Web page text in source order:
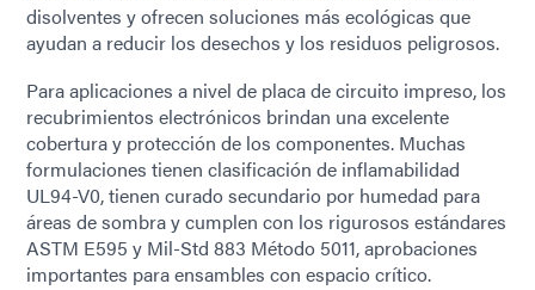
disolventes y ofrecen soluciones más ecológicas que
ayudan a reducir los desechos y los residuos peligrosos.
Para aplicaciones a nivel de placa de circuito impreso, los
recubrimientos electrónicos brindan una excelente
cobertura y protección de los componentes. Muchas
formulaciones tienen clasificación de inflamabilidad
UL94-V0, tienen curado secundario por humedad para
áreas de sombra y cumplen con los rigurosos estándares
ASTM E595 y Mil-Std 883 Método 5011, aprobaciones
importantes para ensambles con espacio crítico.